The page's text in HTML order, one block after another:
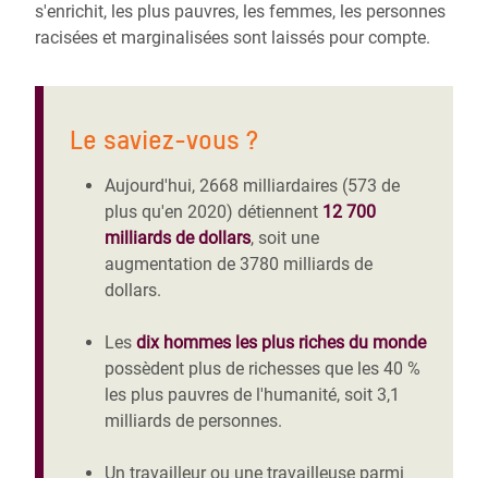
s'enrichit, les plus pauvres, les femmes, les personnes
racisées et marginalisées sont laissés pour compte.
Le saviez-vous ?
Aujourd'hui, 2668 milliardaires (573 de
plus qu'en 2020) détiennent 12 700
milliards de dollars, soit une
augmentation de 3780 milliards de
dollars.
Les dix hommes les plus riches du monde
possèdent plus de richesses que les 40 %
les plus pauvres de l'humanité, soit 3,1
milliards de personnes.
Un travailleur ou une travailleuse parmi